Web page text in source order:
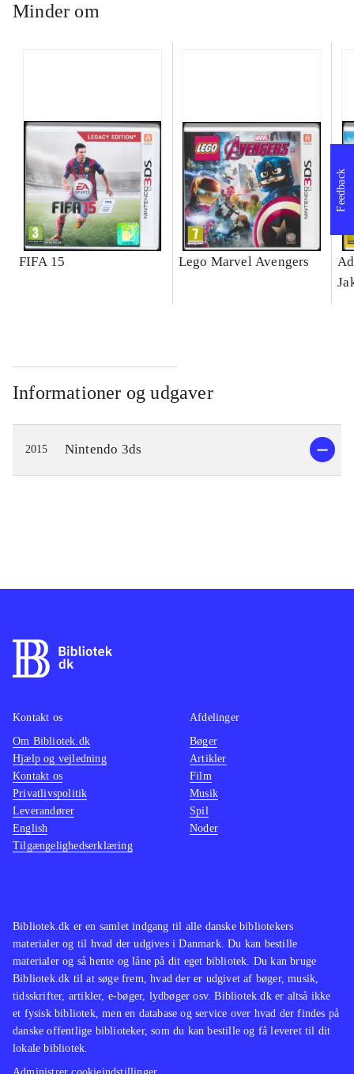
Minder om
FIFA 15 Lego Marvel Avengers
Informationer og udgaver
2015 Nintendo 3ds
Feedback
Bibliotek.dk er en samlet indgang til alle danske bibliotekers
materialer og til hvad der udgives i Danmark. Du kan bestille
materialer og så hente og låne på dit eget bibliotek. Du kan bruge
Bibliotek.dk til at søge frem, hvad der er udgivet af bøger, musik,
tidsskrifter, artikler, e-bøger, lydbøger osv. Bibliotek.dk er altså ikke
et fysisk bibliotek, men en database og service over hvad der findes på
danske offentlige biblioteker, som du kan bestille og få leveret til dit
lokale bibliotek.
Kontakt os
Om Bibliotek.dk
Hjælp og vejledning
Kontakt os
Privatlivspolitik
Leverandører
English
Tilgængelighedserklæring
Afdelinger
Bøger
Artikler
Film
Musik
Spil
Noder